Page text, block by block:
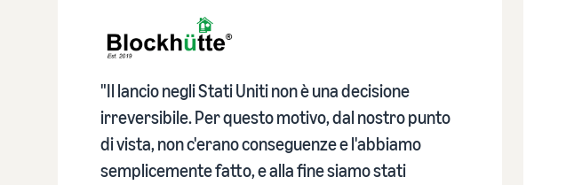
"Il lancio negli Stati Uniti non è una decisione
irreversibile. Per questo motivo, dal nostro punto
di vista, non c'erano conseguenze e l'abbiamo
semplicemente fatto, e alla fine siamo stati